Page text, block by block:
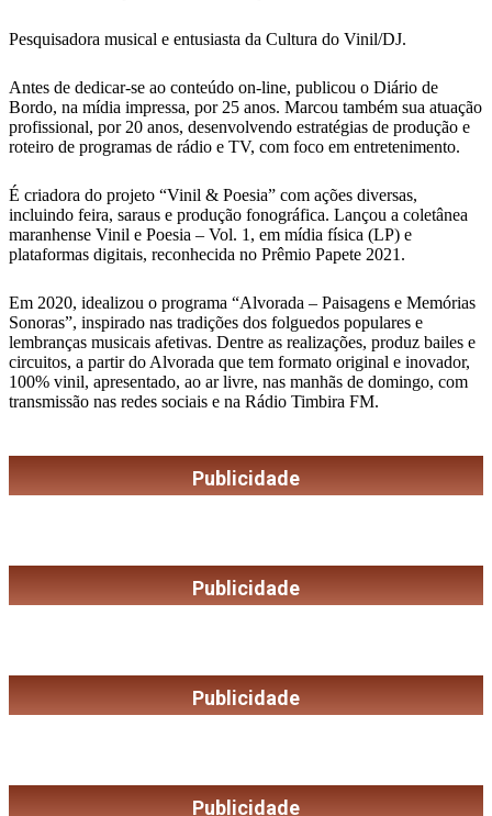
Pesquisadora musical e entusiasta da Cultura do Vinil/DJ.
Antes de dedicar-se ao conteúdo on-line, publicou o Diário de
Bordo, na mídia impressa, por 25 anos. Marcou também sua atuação
profissional, por 20 anos, desenvolvendo estratégias de produção e
roteiro de programas de rádio e TV, com foco em entretenimento.
É criadora do projeto “Vinil & Poesia” com ações diversas,
incluindo feira, saraus e produção fonográfica. Lançou a coletânea
maranhense Vinil e Poesia – Vol. 1, em mídia física (LP) e
plataformas digitais, reconhecida no Prêmio Papete 2021.
Em 2020, idealizou o programa “Alvorada – Paisagens e Memórias
Sonoras”, inspirado nas tradições dos folguedos populares e
lembranças musicais afetivas. Dentre as realizações, produz bailes e
circuitos, a partir do Alvorada que tem formato original e inovador,
100% vinil, apresentado, ao ar livre, nas manhãs de domingo, com
transmissão nas redes sociais e na Rádio Timbira FM.
Publicidade
Publicidade
Publicidade
Publicidade